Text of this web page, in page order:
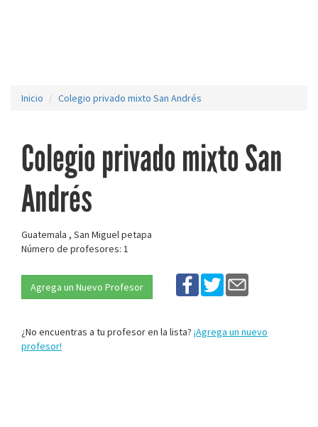
Inicio Colegio privado mixto San Andrés
Colegio privado mixto San
Andrés
Guatemala , San Miguel petapa
Número de profesores: 1
Agrega un Nuevo Profesor
¿No encuentras a tu profesor en la lista? ¡Agrega un nuevo
profesor!